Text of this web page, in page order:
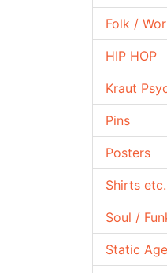
Folk /
HIP HOP
Kraut
Pins
Posters
Shirts etc.
Soul /
Static